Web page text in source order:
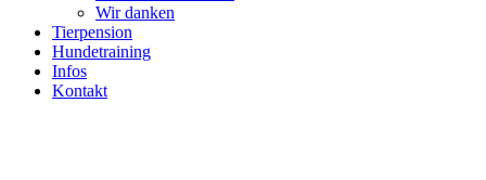
Wir danken
Tierpension
Hundetraining
Infos
Kontakt